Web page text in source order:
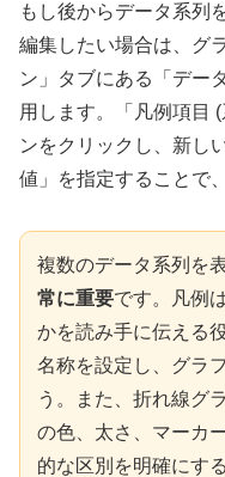
もし後からデータ系列
編集したい場合は、グ
ン」タブにある「デー
用します。「凡例項目
ンをクリックし、新し
値」を指定することで
複数のデータ系列を
常に重要です。凡例
かを読み手に伝える
名称を設定し、グラ
う。また、折れ線グ
の色、太さ、マーカ
的な区別を明確にす